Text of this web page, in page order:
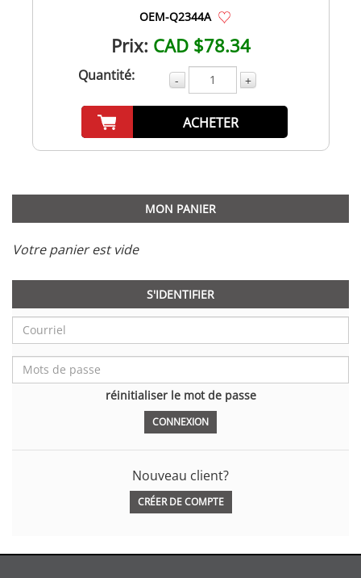
OEM-Q2344A
Prix: CAD $78.34
Quantité: - +
ACHETER
MON PANIER
Votre panier est vide
S'IDENTIFIER
réinitialiser le mot de passe
Nouveau client?
CRÉER DE COMPTE